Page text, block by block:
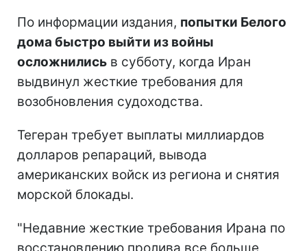
По информации издания, попытки Белого
дома быстро выйти из войны
осложнились в субботу, когда Иран
выдвинул жесткие требования для
возобновления судоходства.
Тегеран требует выплаты миллиардов
долларов репараций, вывода
американских войск из региона и снятия
морской блокады.
"Недавние жесткие требования Ирана по
восстановлению пролива все больше